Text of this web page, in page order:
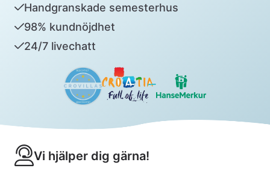
Handgranskade semesterhus
98% kundnöjdhet
24/7 livechatt
Vi hjälper dig gärna!